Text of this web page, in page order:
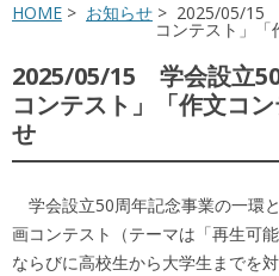
HOME > お知らせ > 2025/05/15
コンテスト」
2025/05/15 学会設立
コンテスト」「作文コ
せ
学会設立50周年記念事業の一環
画コンテスト（テーマは「再生可
ならびに高校生から大学生までを